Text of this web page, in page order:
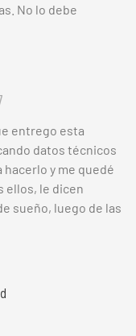
No lo debe
entrego esta
datos técnicos
y me quedé
ellos, le dicen
sueño, luego de las